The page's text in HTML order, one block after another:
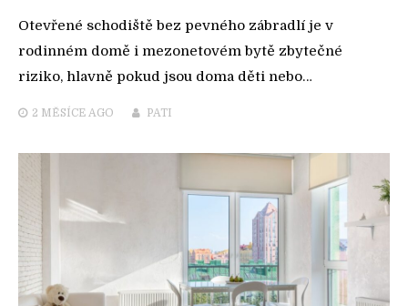
Otevřené schodiště bez pevného zábradlí je v
rodinném domě i mezonetovém bytě zbytečné
riziko, hlavně pokud jsou doma děti nebo…
2 MĚSÍCE AGO PATI